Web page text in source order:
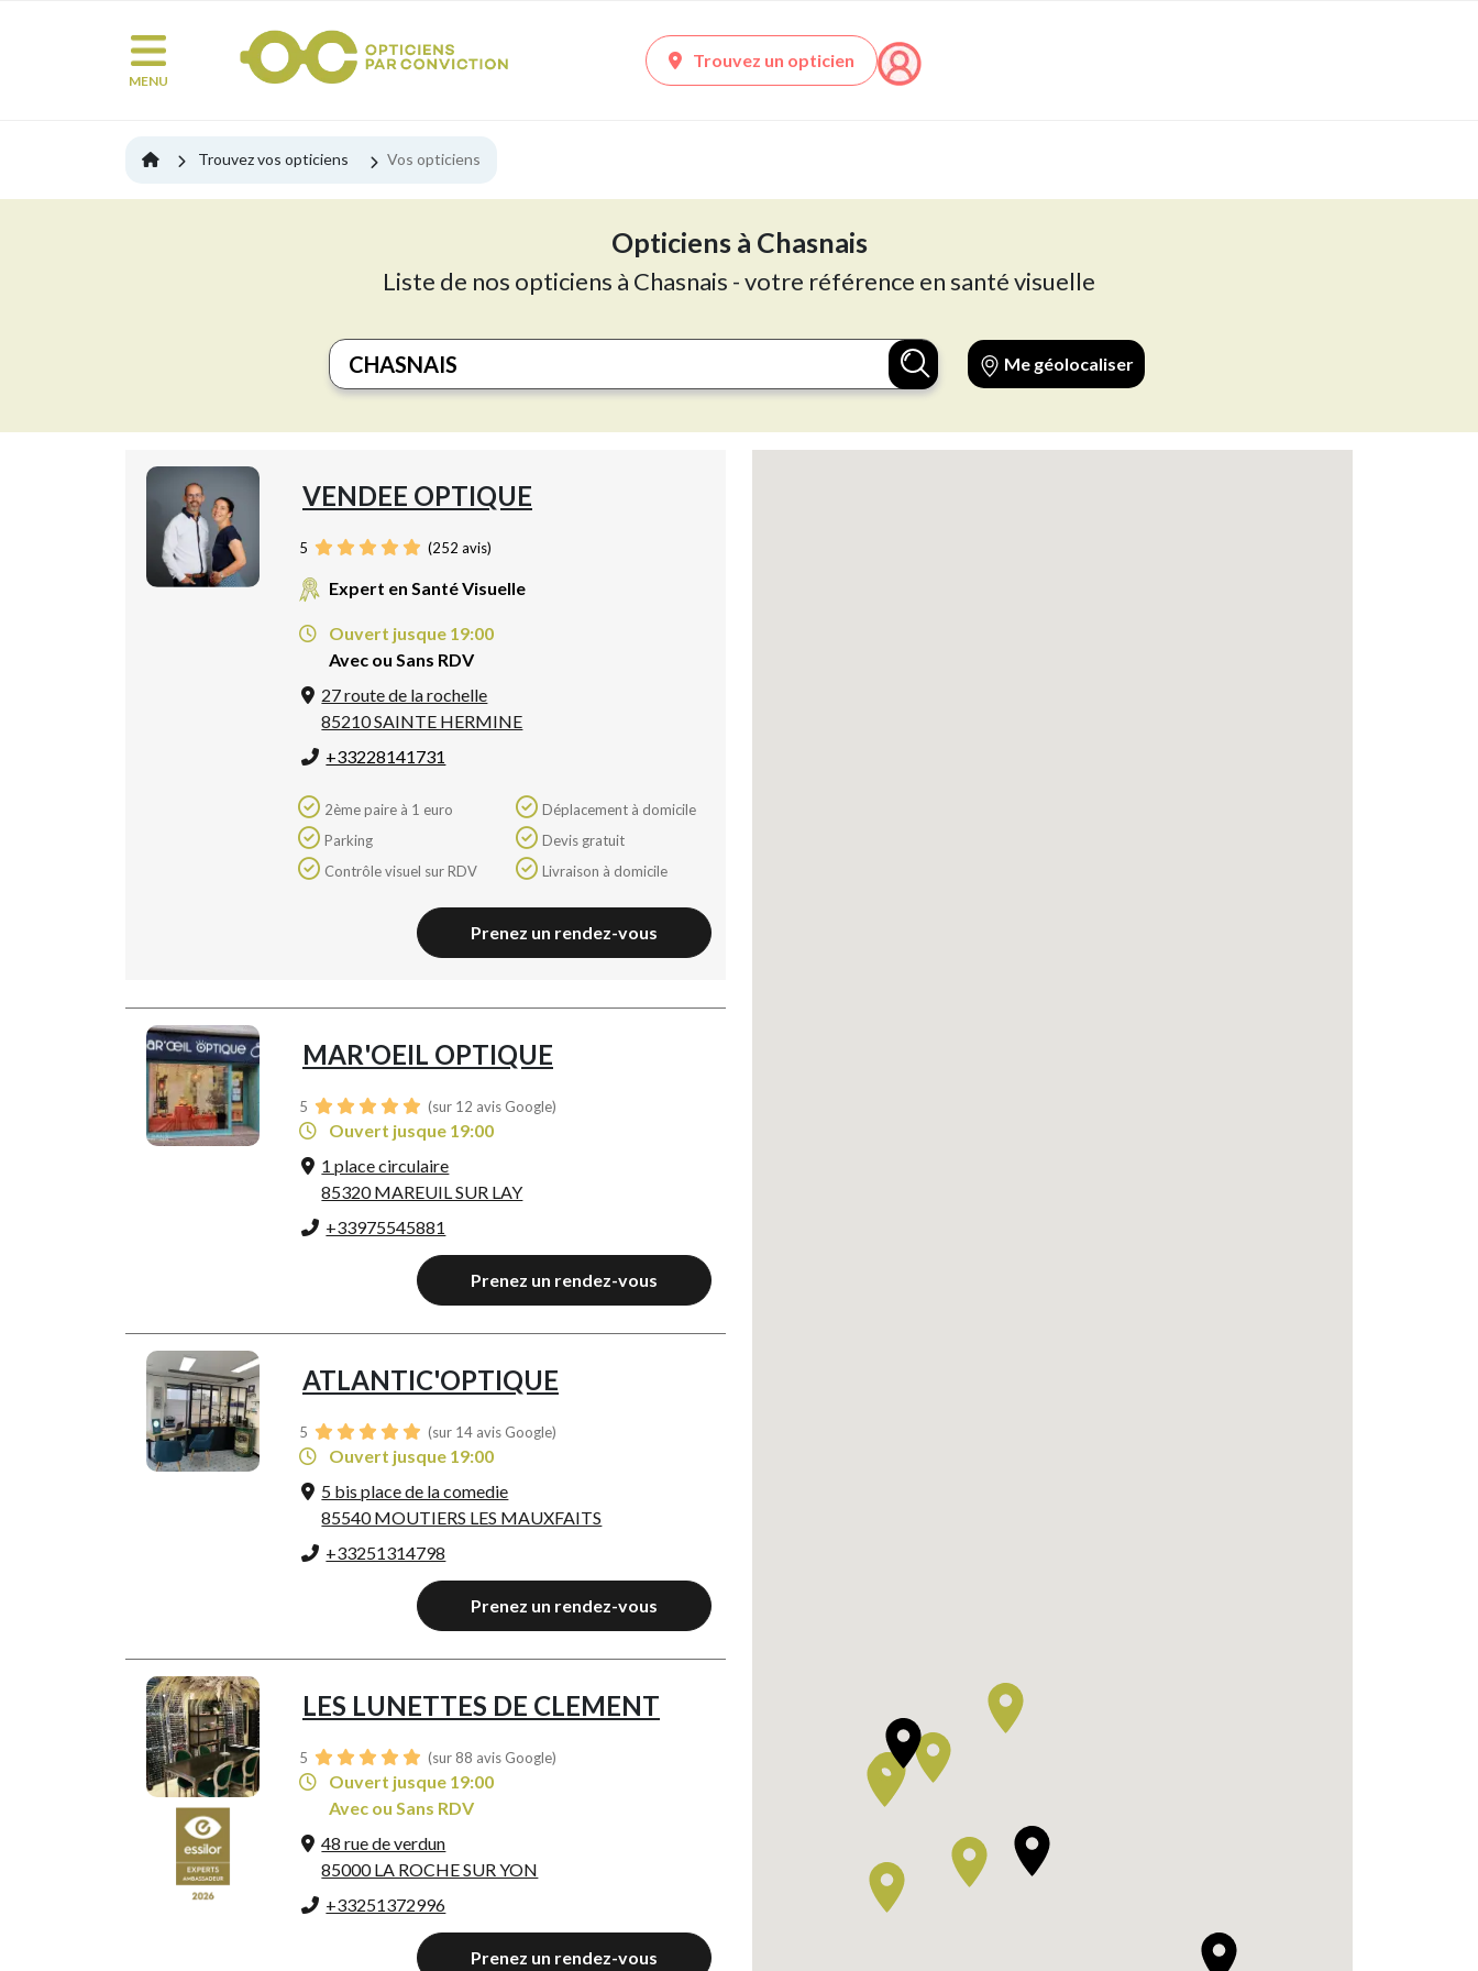
MENU
Trouvez un opticien
Trouvez vos opticiens Vos opticiens
Opticiens à Chasnais
Liste de nos opticiens à Chasnais - votre référence en santé visuelle
Me géolocaliser
VENDEE OPTIQUE
5 (252 avis)
Expert en Santé Visuelle
Ouvert jusque 19:00
Avec ou Sans RDV
27 route de la rochelle
85210 SAINTE HERMINE
+33228141731
2ème paire à 1 euro
Parking
Contrôle visuel sur RDV
Déplacement à domicile
Devis gratuit
Livraison à domicile
Prenez un rendez-vous
MAR'OEIL OPTIQUE
5 (sur 12 avis Google)
Ouvert jusque 19:00
1 place circulaire
85320 MAREUIL SUR LAY
+33975545881
Prenez un rendez-vous
ATLANTIC'OPTIQUE
5 (sur 14 avis Google)
Ouvert jusque 19:00
5 bis place de la comedie
85540 MOUTIERS LES MAUXFAITS
+33251314798
Prenez un rendez-vous
LES LUNETTES DE CLEMENT
5 (sur 88 avis Google)
Ouvert jusque 19:00
Avec ou Sans RDV
48 rue de verdun
85000 LA ROCHE SUR YON
+33251372996
Prenez un rendez-vous